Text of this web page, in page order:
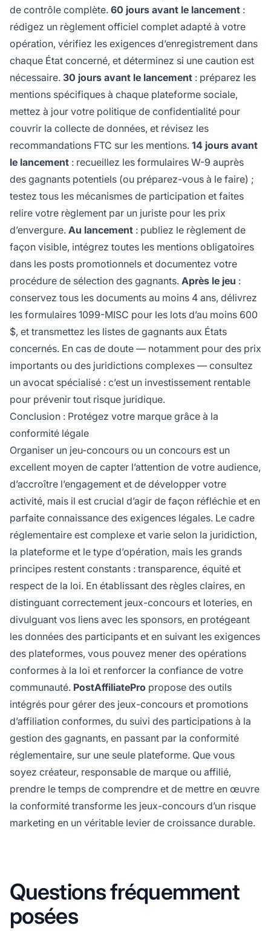
de contrôle complète. 60 jours avant le lancement :
rédigez un règlement officiel complet adapté à votre
opération, vérifiez les exigences d’enregistrement dans
chaque État concerné, et déterminez si une caution est
nécessaire. 30 jours avant le lancement : préparez les
mentions spécifiques à chaque plateforme sociale,
mettez à jour votre politique de confidentialité pour
couvrir la collecte de données, et révisez les
recommandations FTC sur les mentions. 14 jours avant
le lancement : recueillez les formulaires W-9 auprès
des gagnants potentiels (ou préparez-vous à le faire) ;
testez tous les mécanismes de participation et faites
relire votre règlement par un juriste pour les prix
d’envergure. Au lancement : publiez le règlement de
façon visible, intégrez toutes les mentions obligatoires
dans les posts promotionnels et documentez votre
procédure de sélection des gagnants. Après le jeu :
conservez tous les documents au moins 4 ans, délivrez
les formulaires 1099-MISC pour les lots d’au moins 600
$, et transmettez les listes de gagnants aux États
concernés. En cas de doute — notamment pour des prix
importants ou des juridictions complexes — consultez
un avocat spécialisé : c’est un investissement rentable
pour prévenir tout risque juridique.
Conclusion : Protégez votre marque grâce à la
conformité légale
Organiser un jeu-concours ou un concours est un
excellent moyen de capter l’attention de votre audience,
d’accroître l’engagement et de développer votre
activité, mais il est crucial d’agir de façon réfléchie et en
parfaite connaissance des exigences légales. Le cadre
réglementaire est complexe et varie selon la juridiction,
la plateforme et le type d’opération, mais les grands
principes restent constants : transparence, équité et
respect de la loi. En établissant des règles claires, en
distinguant correctement jeux-concours et loteries, en
divulguant vos liens avec les sponsors, en protégeant
les données des participants et en suivant les exigences
des plateformes, vous pouvez mener des opérations
conformes à la loi et renforcer la confiance de votre
communauté. PostAffiliatePro propose des outils
intégrés pour gérer des jeux-concours et promotions
d’affiliation conformes, du suivi des participations à la
gestion des gagnants, en passant par la conformité
réglementaire, sur une seule plateforme. Que vous
soyez créateur, responsable de marque ou affilié,
prendre le temps de comprendre et de mettre en œuvre
la conformité transforme les jeux-concours d’un risque
marketing en un véritable levier de croissance durable.
Questions fréquemment
posées